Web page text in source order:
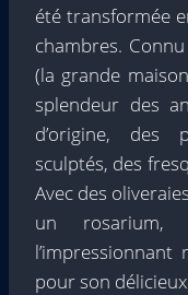
été transformée
chambres.
(la grande
splendeur des
d’origine, des
sculptés, des
Avec des
un rosarium,
pour son